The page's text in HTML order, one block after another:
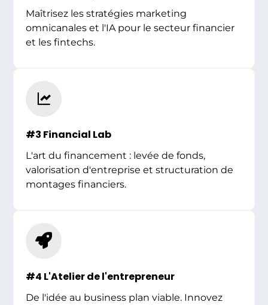
Maîtrisez les stratégies marketing
omnicanales et l'IA pour le secteur financier
et les fintechs.
#3 Financial Lab
L'art du financement : levée de fonds,
valorisation d'entreprise et structuration de
montages financiers.
#4 L'Atelier de l'entrepreneur
De l'idée au business plan viable. Innovez